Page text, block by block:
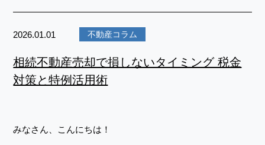
相続不動産売却で損しないタイミング 税金
対策と特例活用術
2026.01.01 不動産コラム
みなさん、こんにちは！